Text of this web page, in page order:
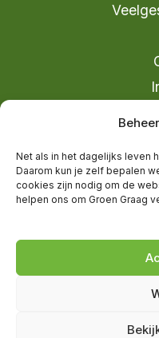
Net als in het dagelijks leven
Daarom kun je zelf bepalen
cookies zijn nodig om de
helpen ons om Groen Graag
Ervaringen
Groen Graag